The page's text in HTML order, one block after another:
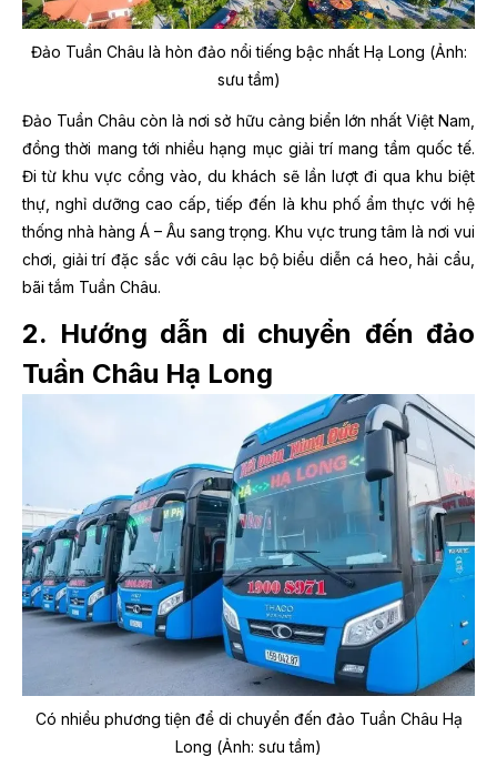
Đảo Tuần Châu là hòn đảo nổi tiếng bậc nhất Hạ Long (Ảnh:
sưu tầm)
Đảo Tuần Châu còn là nơi sở hữu cảng biển lớn nhất Việt Nam,
đồng thời mang tới nhiều hạng mục giải trí mang tầm quốc tế.
Đi từ khu vực cổng vào, du khách sẽ lần lượt đi qua khu biệt
thự, nghỉ dưỡng cao cấp, tiếp đến là khu phố ẩm thực với hệ
thống nhà hàng Á – Âu sang trọng. Khu vực trung tâm là nơi vui
chơi, giải trí đặc sắc với câu lạc bộ biểu diễn cá heo, hải cẩu,
bãi tắm Tuần Châu.
2. Hướng dẫn di chuyển đến đảo
Tuần Châu Hạ Long
Có nhiều phương tiện để di chuyển đến đảo Tuần Châu Hạ
Long (Ảnh: sưu tầm)